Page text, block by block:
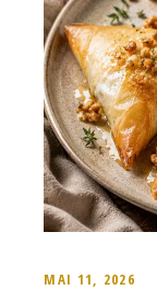
MAI 11, 2026